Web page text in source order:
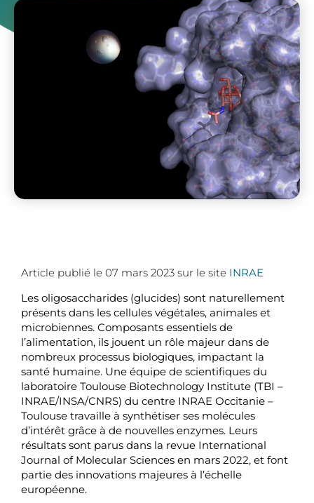
Article publié le 07 mars 2023 sur le site INRAE
Les oligosaccharides (glucides) sont naturellement
présents dans les cellules végétales, animales et
microbiennes. Composants essentiels de
l’alimentation, ils jouent un rôle majeur dans de
nombreux processus biologiques, impactant la
santé humaine. Une équipe de scientifiques du
laboratoire Toulouse Biotechnology Institute (TBI –
INRAE/INSA/CNRS) du centre INRAE Occitanie –
Toulouse travaille à synthétiser ses molécules
d’intérêt grâce à de nouvelles enzymes. Leurs
résultats sont parus dans la revue International
Journal of Molecular Sciences en mars 2022, et font
partie des innovations majeures à l’échelle
européenne.